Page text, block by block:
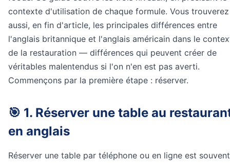
contexte d'utilisation de chaque formule. Vous trouverez
aussi, en fin d'article, les principales différences entre
l'anglais britannique et l'anglais américain dans le
de la restauration — différences qui peuvent créer de
véritables malentendus si l'on n'en est pas averti.
Commençons par la première étape : réserver.
🎯 1. Réserver une table au
en anglais
Réserver une table par téléphone ou en ligne est